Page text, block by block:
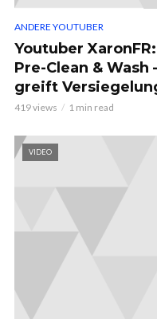
ANDERE YOUTUBER
Youtuber
Pre-Clean &
greift
419 views 1 min read
VIDEO